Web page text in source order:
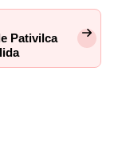
Pativilca